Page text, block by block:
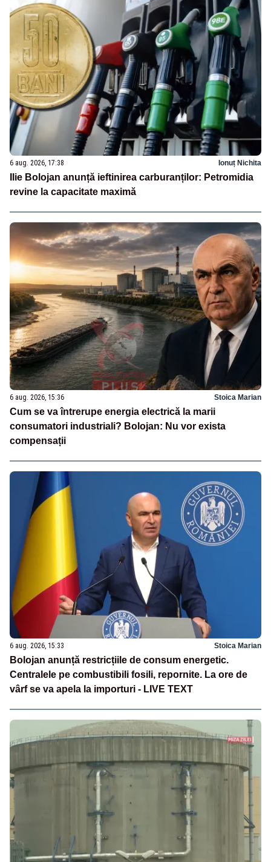
6 aug. 2026, 17:38 Ionuț Nichita
Ilie Bolojan anunță ieftinirea carburanților: Petromidia
revine la capacitate maximă
6 aug. 2026, 15:36 Stoica Marian
Cum se va întrerupe energia electrică la marii
consumatori industriali? Bolojan: Nu vor exista
compensații
6 aug. 2026, 15:33 Stoica Marian
Bolojan anunță restricțiile de consum energetic.
Centralele pe combustibili fosili, repornite. La ore de
vârf se va apela la importuri - LIVE TEXT